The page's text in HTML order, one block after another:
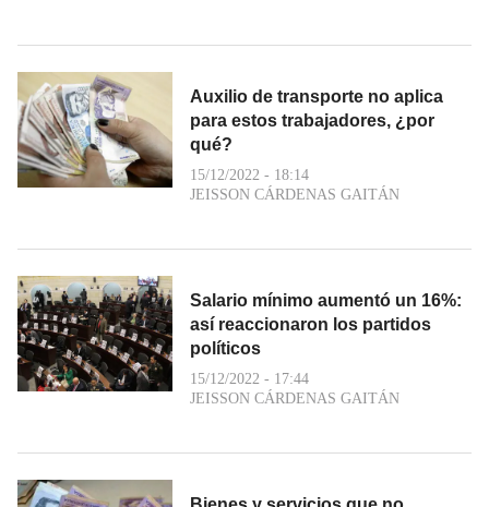
Auxilio de transporte no aplica
para estos trabajadores, ¿por
qué?
15/12/2022 - 18:14
JEISSON CÁRDENAS GAITÁN
Salario mínimo aumentó un 16%:
así reaccionaron los partidos
políticos
15/12/2022 - 17:44
JEISSON CÁRDENAS GAITÁN